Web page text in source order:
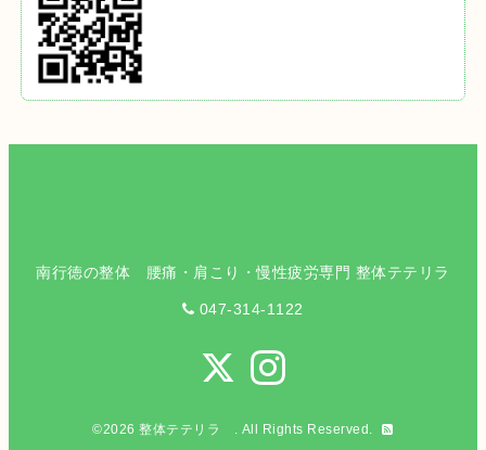
南行徳の整体 腰痛・肩こり・慢性疲労専門 整体テテリラ
047-314-1122
©2026整体テテリラ . All Rights Reserved.